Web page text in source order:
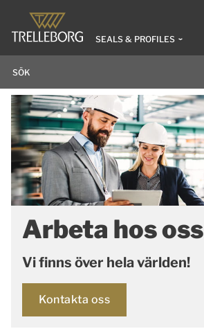
SEALS & PROFILES
Arbeta hos oss
Vi finns över hela världen!
Kontakta oss